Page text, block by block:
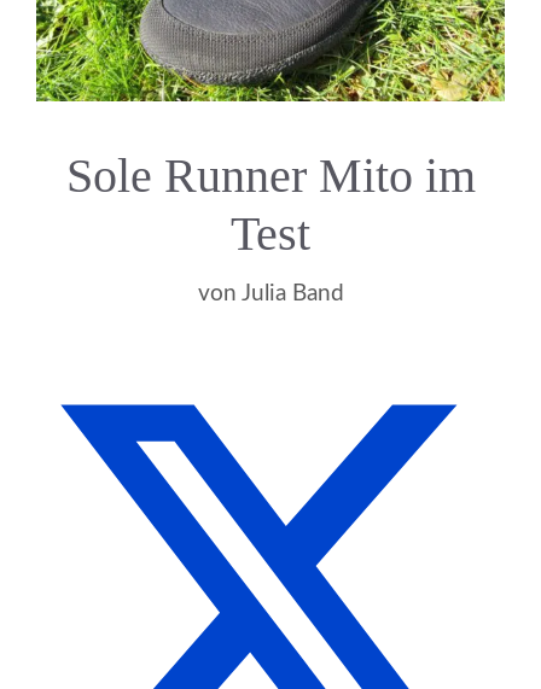
Sole Runner Mito im
Test
von Julia Band